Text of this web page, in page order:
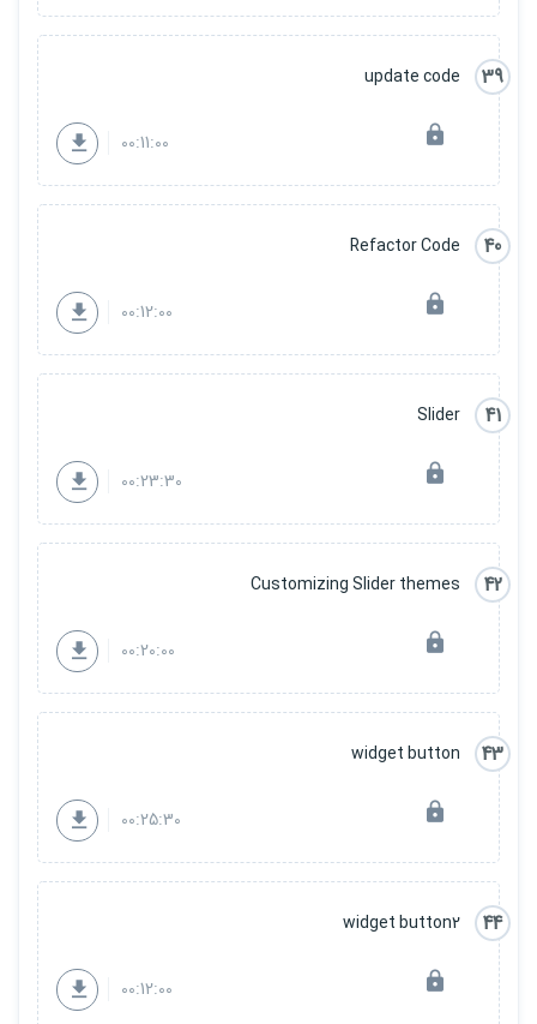
39
update code
00:11:00
40
Refactor Code
00:12:00
41
Slider
00:23:30
42
Customizing Slider themes
00:20:00
43
widget button
00:25:30
44
widget button2
00:12:00